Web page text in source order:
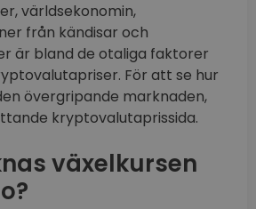
världsekonomin,
från kändisar och
är bland de otaliga faktorer
För att se hur
övergripande marknaden,
kryptovalutaprissida.
växelkursen